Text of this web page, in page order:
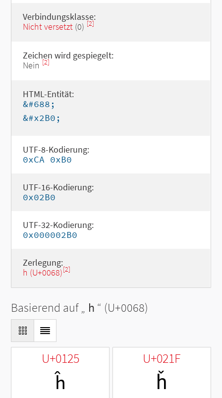
Verbindungsklasse:
Nicht versetzt(0) [2]
Zeichen wird gespiegelt:
Nein [2]
HTML-Entität:
&#688;
&#x2B0;
UTF-8-Kodierung:
0xCA 0xB0
UTF-16-Kodierung:
0x02B0
UTF-32-Kodierung:
0x000002B0
Zerlegung:
h (U+0068)[2]
Basierend auf „ h “ (U+0068)
U+0125
ĥ
U+021F
ȟ